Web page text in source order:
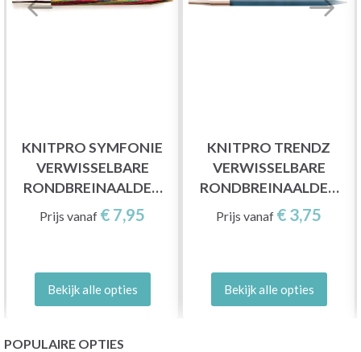
KNITPRO SYMFONIE
VERWISSELBARE
RONDBREINAALDEN
(3-15.00 MM)
Prijs vanaf € 7,95
Bekijk alle opties
KNITPRO TRENDZ
VERWISSELBARE
RONDBREINAALDEN
(3,5-12,00 MM)
Prijs vanaf € 3,75
Bekijk alle opties
POPULAIRE OPTIES